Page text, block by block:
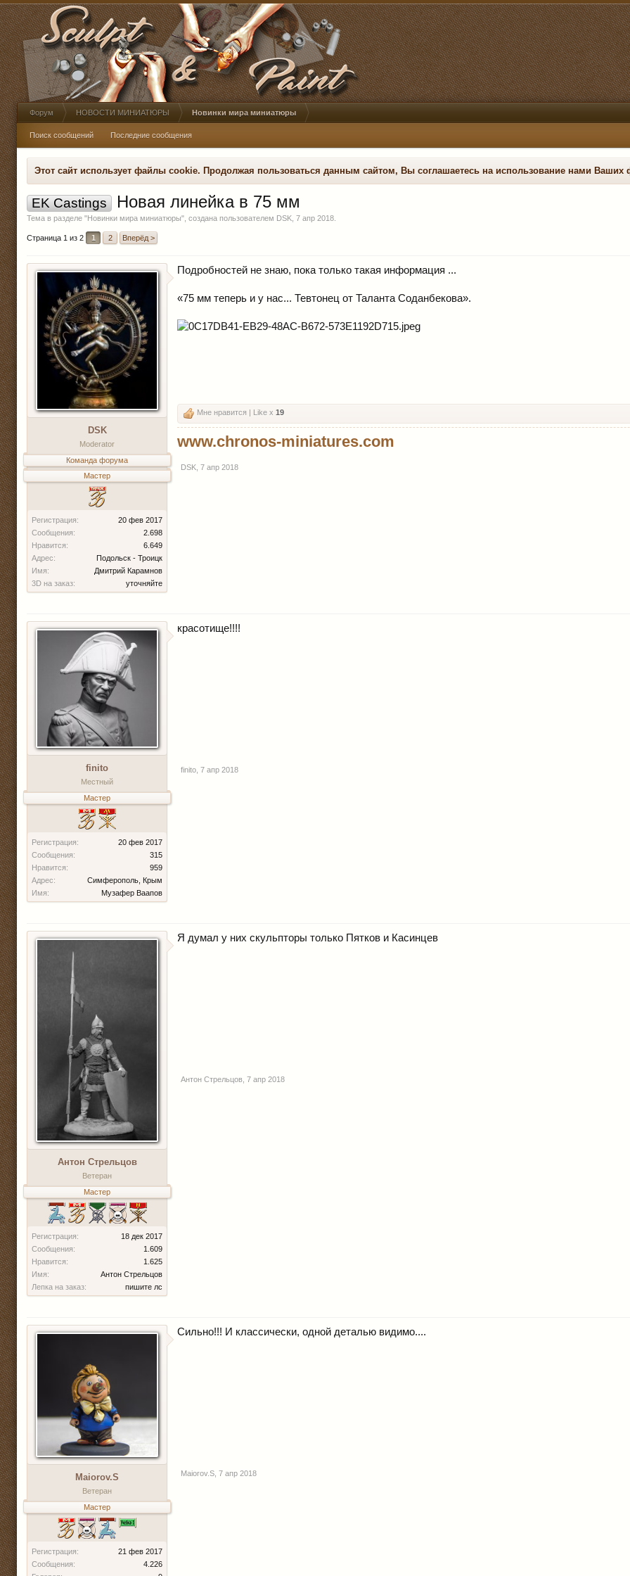
Форум НОВОСТИ МИНИАТЮРЫ Новинки мира миниатюры
Поиск сообщений Последние сообщения
Этот сайт использует файлы cookie. Продолжая пользоваться данным сайтом, Вы соглашаетесь на использование нами
EK Castings Новая линейка в 75 мм
Тема в разделе "Новинки мира миниатюры", создана пользователем DSK 7 апр 2018
Страница 1 из 2 1 2 Вперёд >
DSK
Moderator
Команда форума
Мастер
Регистрация:
20 фев 2017
Сообщения:
2.698
Нравится:
6.649
Адрес:
Подольск - Троицк
Имя:
Дмитрий Карамнов
3D на заказ:
уточняйте
Подробностей не знаю, пока только такая информация ...
«75 мм теперь и у нас... Тевтонец от Таланта Соданбекова».
Мне нравится | Like x 19
www.chronos-miniatures.com
DSK 7 апр 2018
finito
Местный
Мастер
Регистрация:
20 фев 2017
Сообщения:
315
Нравится:
959
Адрес:
Симферополь, Крым
Имя:
Музафер Ваапов
красотище!!!!
finito 7 апр 2018
Антон Стрельцов
Ветеран
Мастер
Регистрация:
18 дек 2017
Сообщения:
1.609
Нравится:
1.625
Имя:
Антон Стрельцов
Лепка на заказ:
пишите лс
Я думал у них скульпторы только Пятков и Касинцев
Антон Стрельцов 7 апр 2018
Maiorov.S
Ветеран
Мастер
Регистрация:
21 фев 2017
Сообщения:
4.226
Сильно!!! И классически, одной деталью видимо....
Maiorov.S 7 апр 2018